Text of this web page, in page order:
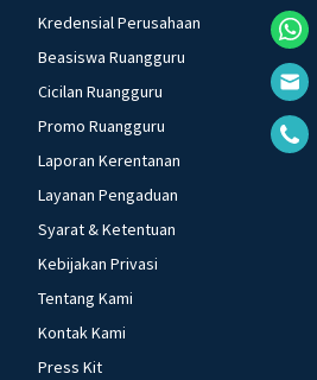
Kredensial Perusahaan
Beasiswa Ruangguru
Cicilan Ruangguru
Promo Ruangguru
Laporan Kerentanan
Layanan Pengaduan
Syarat & Ketentuan
Kebijakan Privasi
Tentang Kami
Kontak Kami
Press Kit